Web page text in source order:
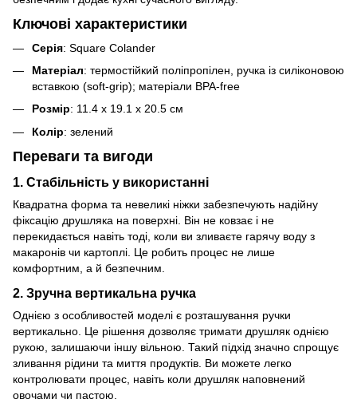
Ключові характеристики
Серія: Square Colander
Матеріал: термостійкий поліпропілен, ручка із силіконовою
вставкою (soft-grip); матеріали BPA-free
Розмір: 11.4 х 19.1 х 20.5 см
Колір: зелений
Переваги та вигоди
1. Стабільність у використанні
Квадратна форма та невеликі ніжки забезпечують надійну
фіксацію друшляка на поверхні. Він не ковзає і не
перекидається навіть тоді, коли ви зливаєте гарячу воду з
макаронів чи картоплі. Це робить процес не лише
комфортним, а й безпечним.
2. Зручна вертикальна ручка
Однією з особливостей моделі є розташування ручки
вертикально. Це рішення дозволяє тримати друшляк однією
рукою, залишаючи іншу вільною. Такий підхід значно спрощує
зливання рідини та миття продуктів. Ви можете легко
контролювати процес, навіть коли друшляк наповнений
овочами чи пастою.